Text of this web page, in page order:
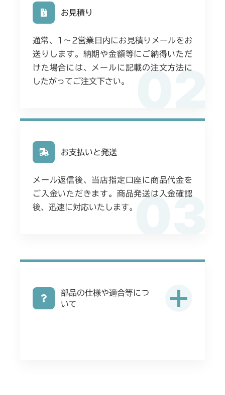
02
お見積り
通常、1〜2営業日内にお見積りメールをお
送りします。納期や金額等にご納得いただ
けた場合には、メールに記載の注文方法に
したがってご注文下さい。
03
お支払いと発送
メール返信後、当店指定口座に商品代金を
ご入金いただきます。商品発送は入金確認
後、迅速に対応いたします。
部品の仕様や適合等につ
いて